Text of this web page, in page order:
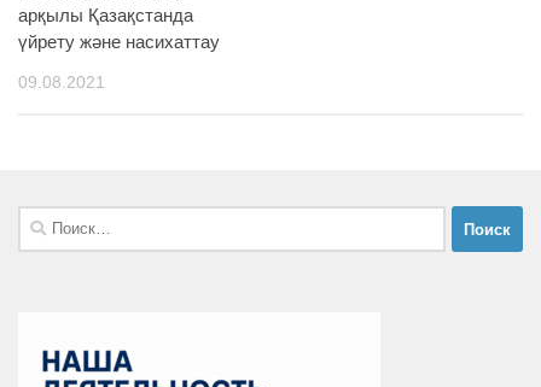
арқылы Қазақстанда
үйрету және насихаттау
09.08.2021
Найти: